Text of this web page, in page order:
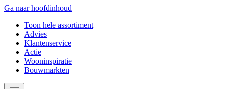
Ga naar hoofdinhoud
Toon hele assortiment
Advies
Klantenservice
Actie
Wooninspiratie
Bouwmarkten